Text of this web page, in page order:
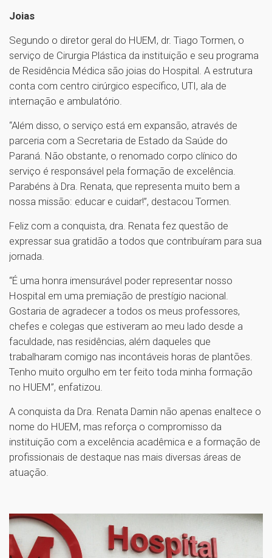
Joias
Segundo o diretor geral do HUEM, dr. Tiago Tormen, o
serviço de Cirurgia Plástica da instituição e seu programa
de Residência Médica são joias do Hospital. A estrutura
conta com centro cirúrgico específico, UTI, ala de
internação e ambulatório.
“Além disso, o serviço está em expansão, através de
parceria com a Secretaria de Estado da Saúde do
Paraná. Não obstante, o renomado corpo clínico do
serviço é responsável pela formação de excelência.
Parabéns à Dra. Renata, que representa muito bem a
nossa missão: educar e cuidar!”, destacou Tormen.
Feliz com a conquista, dra. Renata fez questão de
expressar sua gratidão a todos que contribuíram para sua
jornada.
“É uma honra imensurável poder representar nosso
Hospital em uma premiação de prestígio nacional.
Gostaria de agradecer a todos os meus professores,
chefes e colegas que estiveram ao meu lado desde a
faculdade, nas residências, além daqueles que
trabalharam comigo nas incontáveis horas de plantões.
Tenho muito orgulho em ter feito toda minha formação
no HUEM”, enfatizou.
A conquista da Dra. Renata Damin não apenas enaltece o
nome do HUEM, mas reforça o compromisso da
instituição com a excelência acadêmica e a formação de
profissionais de destaque nas mais diversas áreas de
atuação.